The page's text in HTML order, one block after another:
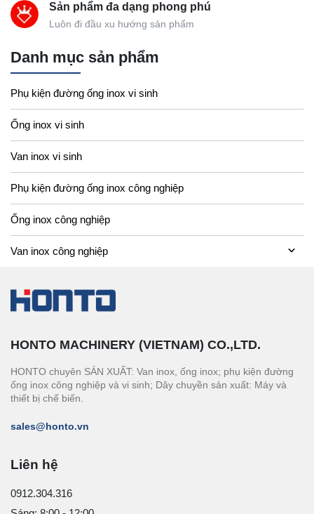
Sản phẩm đa dạng phong phú
Luôn đi đầu xu hướng sản phẩm
Danh mục sản phẩm
Phụ kiện đường ống inox vi sinh
Ống inox vi sinh
Van inox vi sinh
Phụ kiện đường ống inox công nghiệp
Ống inox công nghiệp
Van inox công nghiệp
HONTO MACHINERY (VIETNAM) CO.,LTD.
HONTO chuyên SẢN XUẤT: Van inox, ống inox; phụ kiện đường
ống inox công nghiệp và vi sinh; Dây chuyền sản xuất: Máy và
thiết bị chế biến.
sales@honto.vn
Liên hệ
0912.304.316